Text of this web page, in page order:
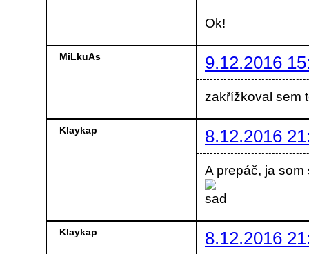
Ok!
MiLkuAs 9.12.2016
zakřížkoval sem
Klaykap 8.12.2016
A prepáč, ja
Klaykap 8.12.2016